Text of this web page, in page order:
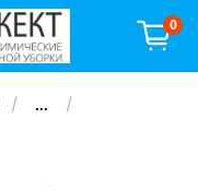
0
...